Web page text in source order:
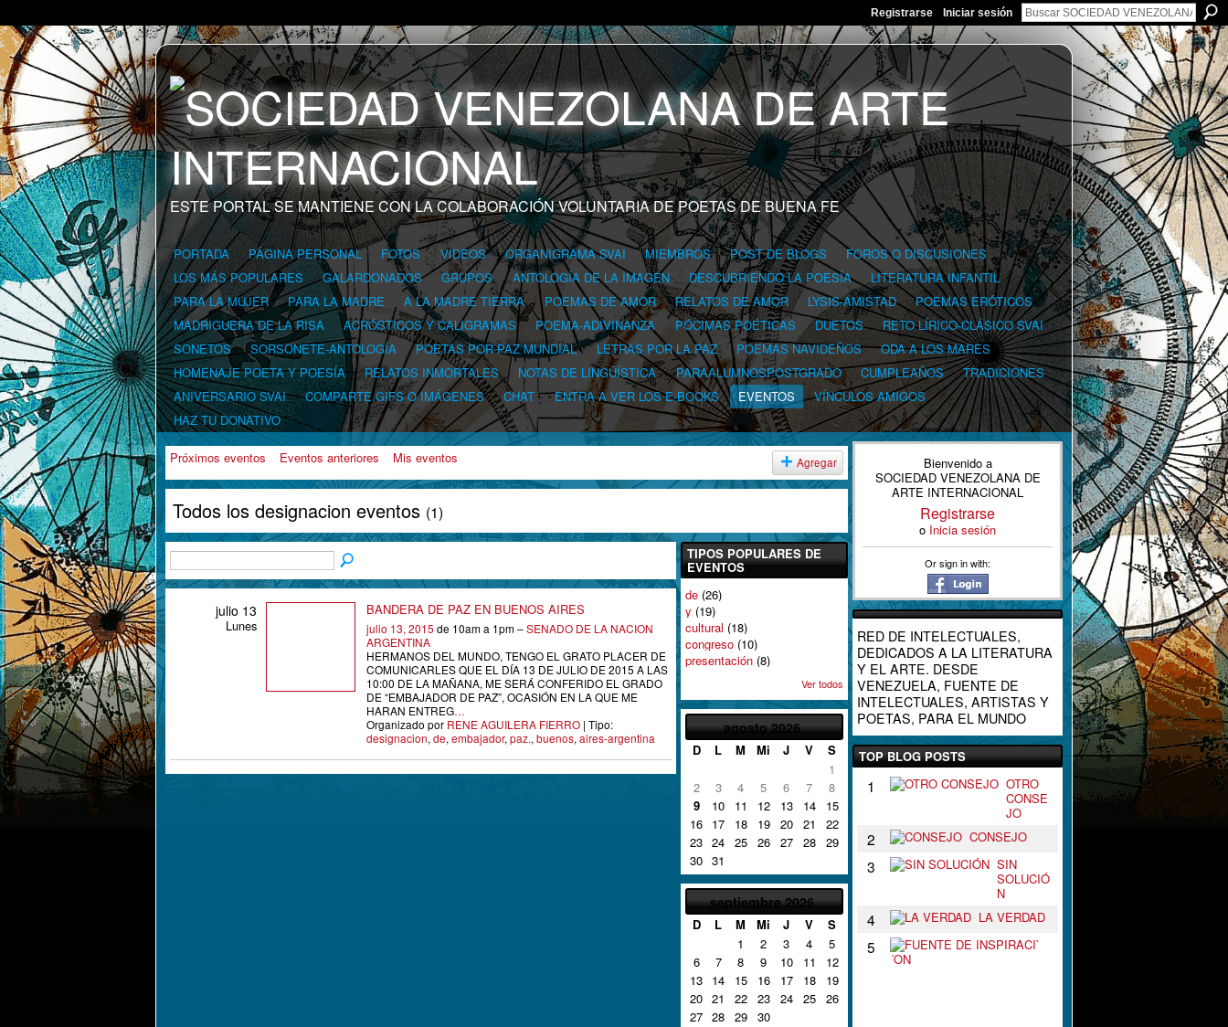
Registrarse Iniciar sesión
ESTE PORTAL SE MANTIENE CON LA COLABORACIÓN VOLUNTARIA DE POETAS DE BUENA FE
PORTADA PÁGINA PERSONAL FOTOS VIDEOS ORGANIGRAMA SVAI MIEMBROS POST DE BLOGS
FOROS O DISCUSIONES
LOS MÁS POPULARES
GALARDONADOS GRUPOS ANTOLOGÍA DE LA IMAGEN DESCUBRIENDO LA POESÍA
LITERATURA INFANTIL
PARA LA MUJER
PARA LA MADRE A LA MADRE TIERRA POEMAS DE AMOR RELATOS DE AMOR LYSIS-AMISTAD
POEMAS ERÓTICOS
MADRIGUERA DE LA RISA
ACRÓSTICOS Y CALIGRAMAS POEMA-ADIVINANZA PÓCIMAS POÉTICAS DUETOS
RETO LÍRICO-CLÁSICO SVAI
SONETOS
SORSONETE-ANTOLOGÍA POETAS POR PAZ MUNDIAL LETRAS POR LA PAZ POEMAS NAVIDEÑOS
ODA A LOS MARES
HOMENAJE POETA Y POESÍA
RELATOS INMORTALES NOTAS DE LINGÜÍSTICA PARAALUMNOSPOSTGRADO CUMPLEAÑOS
TRADICIONES
ANIVERSARIO SVAI
COMPARTE GIFS O IMÁGENES CHAT ENTRA A VER LOS E-BOOKS EVENTOS
VÍNCULOS AMIGOS
HAZ TU DONATIVO
Próximos eventos Eventos anteriores Mis eventos Agregar
Todos los designacion eventos (1)
julio 13
Lunes
BANDERA DE PAZ EN BUENOS AIRES
julio 13, 2015 de 10am a 1pm –SENADO DE LA NACION
ARGENTINA
HERMANOS DEL MUNDO, TENGO EL GRATO PLACER DE
COMUNICARLES QUE EL DÍA 13 DE JULIO DE 2015 A LAS
10:00 DE LA MAÑANA, ME SERÁ CONFERIDO EL GRADO
DE “EMBAJADOR DE PAZ”, OCASIÓN EN LA QUE ME
HARAN ENTREG…
Organizado por RENE AGUILERA FIERRO | Tipo:
designacion,de,embajador,paz.,buenos,aires-argentina
TIPOS POPULARES DE
EVENTOS
de (26)
y (19)
cultural (18)
congreso (10)
presentación (8)
Ver todos
agosto 2026
D L M Mi J V
S
1
2
3 4 5 6 7
8
9
10 11 12 13 14
15
16 17 18 19 20 21
22
23 24 25 26 27 28
29
30 31
septiembre 2026
D L M Mi J V
S
1
2 3 4
5
6
7 8 9 10 11
12
13 14 15 16 17 18
19
20 21 22 23 24 25
26
27 28 29 30
Bienvenido a
SOCIEDAD VENEZOLANA DE
ARTE INTERNACIONAL
Registrarse
o Inicia sesión
Or sign in with:
RED DE INTELECTUALES,
DEDICADOS A LA LITERATURA
Y EL ARTE. DESDE
VENEZUELA, FUENTE DE
INTELECTUALES, ARTISTAS Y
POETAS, PARA EL MUNDO
TOP BLOG POSTS
1
OTRO
CONSE
JO
2 CONSEJO
3
SIN
SOLUCIÓ
N
4 LA VERDAD
5